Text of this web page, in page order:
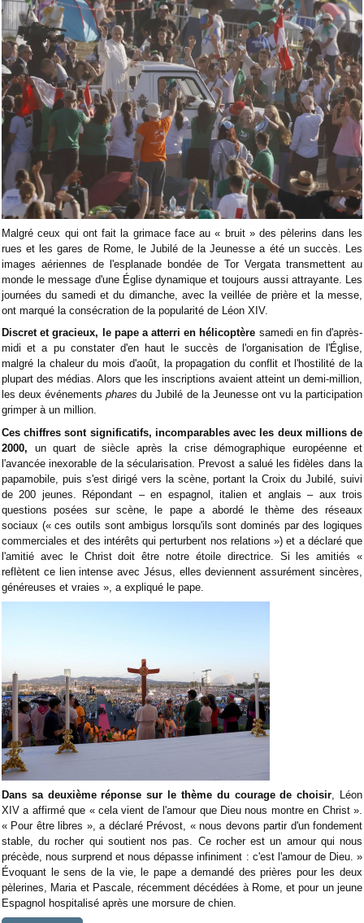
Malgré ceux qui ont fait la grimace face au « bruit » des pèlerins dans les
rues et les gares de Rome, le Jubilé de la Jeunesse a été un succès. Les
images aériennes de l'esplanade bondée de Tor Vergata transmettent au
monde le message d'une Église dynamique et toujours aussi attrayante. Les
journées du samedi et du dimanche, avec la veillée de prière et la messe,
ont marqué la consécration de la popularité de Léon XIV.
Discret et gracieux, le pape a atterri en hélicoptère samedi en fin d'après-
midi et a pu constater d'en haut le succès de l'organisation de l'Église,
malgré la chaleur du mois d'août, la propagation du conflit et l'hostilité de la
plupart des médias. Alors que les inscriptions avaient atteint un demi-million,
les deux événementsphares du Jubilé de la Jeunesse ont vu la participation
grimper à un million.
Ces chiffres sont significatifs, incomparables avec les deux millions de
2000, un quart de siècle après la crise démographique européenne et
l'avancée inexorable de la sécularisation. Prevost a salué les fidèles dans la
papamobile, puis s'est dirigé vers la scène, portant la Croix du Jubilé, suivi
de 200 jeunes. Répondant – en espagnol, italien et anglais – aux trois
questions posées sur scène, le pape a abordé le thème des réseaux
sociaux (« ces outils sont ambigus lorsqu'ils sont dominés par des logiques
commerciales et des intérêts qui perturbent nos relations ») et a déclaré que
l'amitié avec le Christ doit être notre étoile directrice. Si les amitiés «
reflètent ce lien intense avec Jésus, elles deviennent assurément sincères,
généreuses et vraies », a expliqué le pape.
Dans sa deuxième réponse sur le thème du courage de choisir , Léon
XIV a affirmé que « cela vient de l'amour que Dieu nous montre en Christ ».
« Pour être libres », a déclaré Prévost, « nous devons partir d'un fondement
stable, du rocher qui soutient nos pas. Ce rocher est un amour qui nous
précède, nous surprend et nous dépasse infiniment : c'est l'amour de Dieu. »
Évoquant le sens de la vie, le pape a demandé des prières pour les deux
pèlerines, Maria et Pascale, récemment décédées à Rome, et pour un jeune
Espagnol hospitalisé après une morsure de chien.